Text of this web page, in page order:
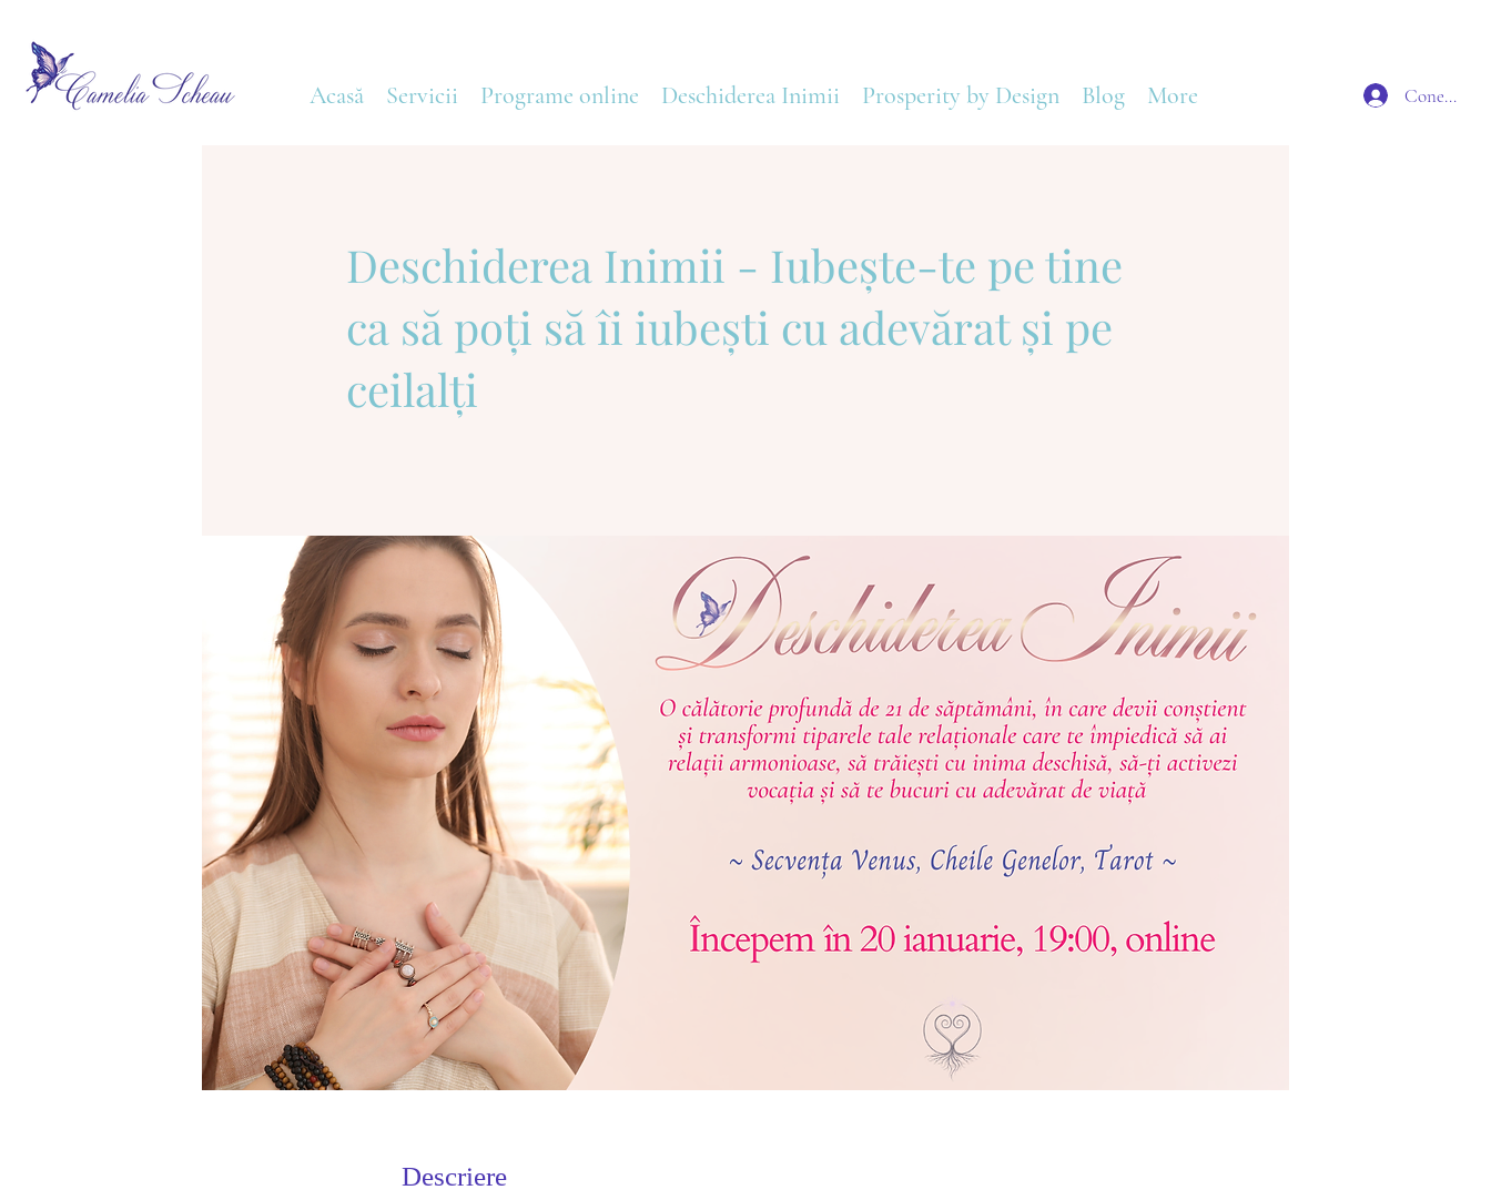
Acasă Servicii Programe online Deschiderea Inimii Prosperity by Design Blog More
Deschiderea Inimii - Iubește-te pe tine
ca să poți să îi iubești cu adevărat și pe
ceilalți
Descriere